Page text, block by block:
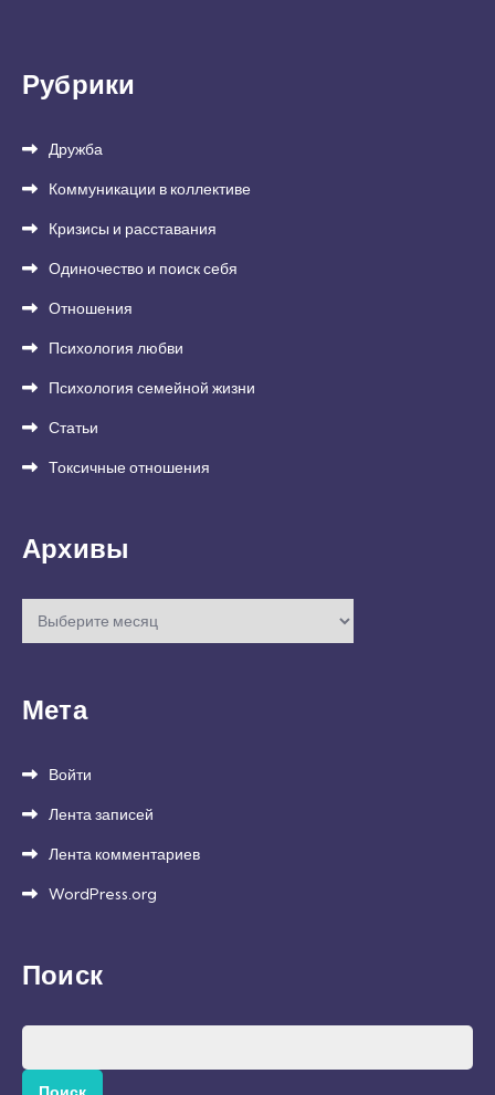
Рубрики
Дружба
Коммуникации в коллективе
Кризисы и расставания
Одиночество и поиск себя
Отношения
Психология любви
Психология семейной жизни
Статьи
Токсичные отношения
Архивы
Архивы
Мета
Войти
Лента записей
Лента комментариев
WordPress.org
Поиск